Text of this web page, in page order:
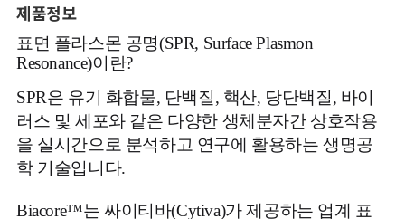
제품정보
표면 플라스몬 공명(SPR, Surface Plasmon
Resonance)이란?
SPR은 유기 화합물, 단백질, 핵산, 당단백질, 바이
러스 및 세포와 같은 다양한 생체분자간 상호작용
을 실시간으로 분석하고 연구에 활용하는 생명공
학 기술입니다.
Biacore™는 싸이티바(Cytiva)가 제공하는 업계 표